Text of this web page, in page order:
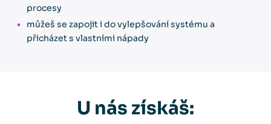
procesy
můžeš se zapojit i do vylepšování systému a
přicházet s vlastními nápady
U nás získáš: